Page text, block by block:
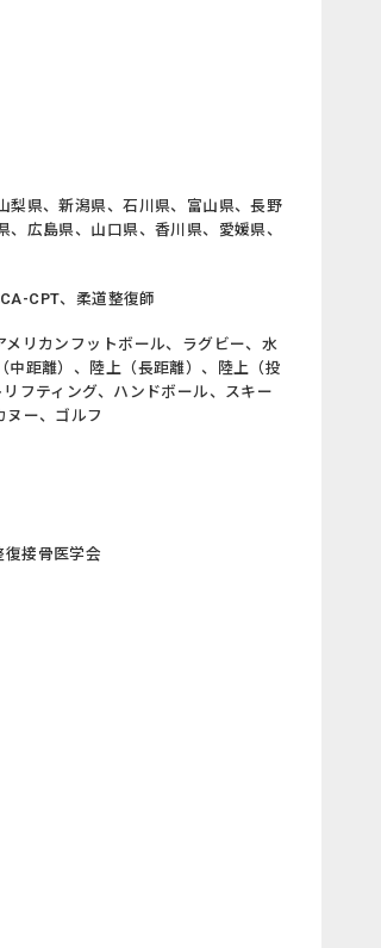
梨県、新潟県、石川県、富山県、長野
広島県、山口県、香川県、愛媛県、
CPT、柔道整復師
リカンフットボール、ラグビー、水
距離）、陸上（長距離）、陸上（投
フティング、ハンドボール、スキー
ヌー、ゴルフ
復接骨医学会